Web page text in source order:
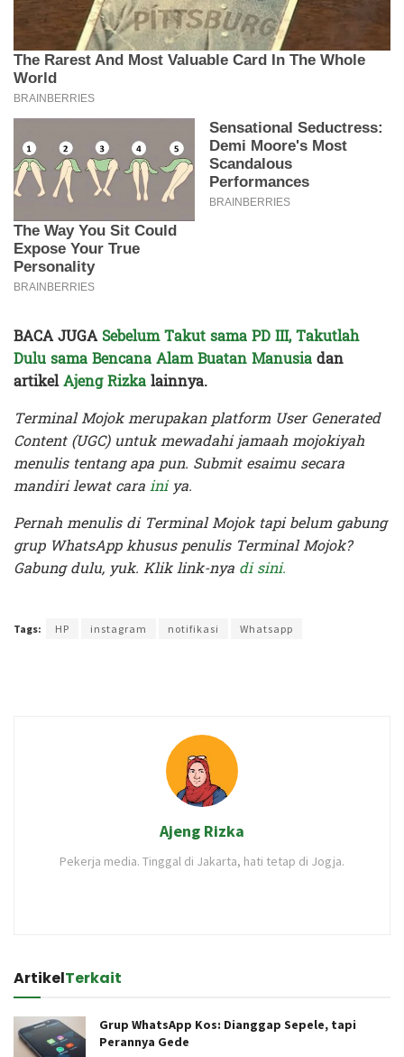
BACA JUGA Sebelum Takut sama PD III, Takutlah
Dulu sama Bencana Alam Buatan Manusiadan
artikelAjeng Rizkalainnya.
Terminal Mojok merupakan platform User Generated
Content (UGC) untuk mewadahi jamaah mojokiyah
menulis tentang apa pun. Submit esaimu secara
mandiri lewat carainiya.
Pernah menulis di Terminal Mojok tapi belum gabung
grup WhatsApp khusus penulis Terminal Mojok?
Gabung dulu, yuk. Klik link-nya di sini.
Tags: HP instagram notifikasi Whatsapp
Ajeng Rizka
Pekerja media. Tinggal di Jakarta, hati tetap di Jogja.
ArtikelTerkait
Grup WhatsApp Kos: Dianggap Sepele, tapi
Perannya Gede